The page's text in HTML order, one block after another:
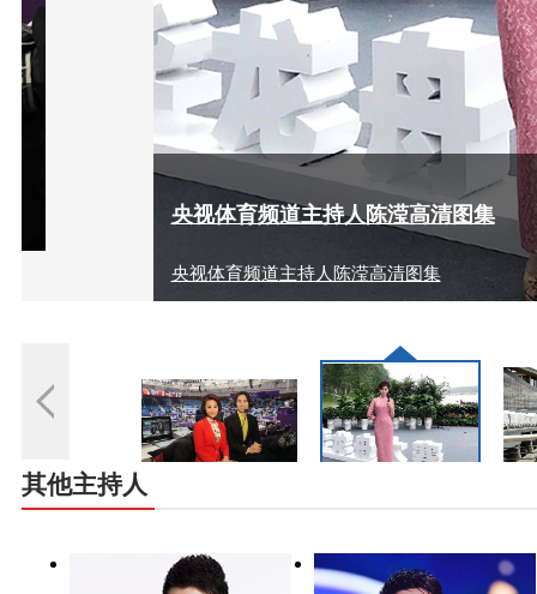
央视体育频道主持人陈滢高清图集
央视体育频道主持人陈滢高清图集
其他主持人